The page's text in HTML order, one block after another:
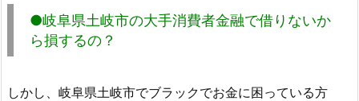
●岐阜県土岐市の大手消費者金融で借りないか
ら損するの？
しかし、岐阜県土岐市でブラックでお金に困っている方